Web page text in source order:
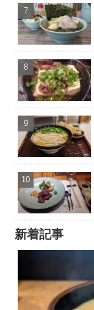
新着記事